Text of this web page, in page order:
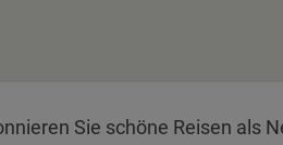
Sie schöne Reisen als